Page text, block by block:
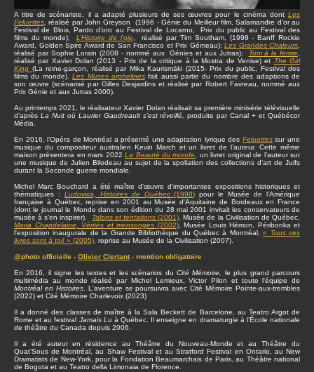
A titre de scénariste, il a adapté plusieurs de ses œuvres pour le cinéma dont Les
Feluettes réalisé par John Greyson (1996 - Génie du Meilleur film, Salamandre d’or au
Festival de Blois, Pardo d’oro au Festival de Locarno, Prix du public au Festival des
films du monde);L’Histoire de l’oie , réalisé par Tim Southam, (1998 - Banff Rockie
Award, Golden Spire Award de San Francisco et Prix Gémeau); Les Grandes Chaleurs
réalisé par Sophie Lorain (2008 - nommé aux Génies et aux Jutras);
Tom à la ferme
réalisé par Xavier Dolan (2013 - Prix de la critique à la Mostra de Venise) et The Girl
King (La reine-garçon, réalisé par Mika Kaurismäki (2015- Prix du public, Festival des
films du monde).Les Muses orphelinesfait aussi partie du nombre des adaptions de
son œuvre (scénarisé par Gilles Desjardins et réalisé par Robert Favreau, nommé aux
Prix Génie et aux Jutras 2000).
Au printemps 2021, le réalisateur Xavier Dolan réalisait sa première minisérie télévisuelle
d’après La Nuit où Laurier Gaudreault s’est réveillé,produite par Canal + et Québécor
Média.
En 2016, l’Opéra de Montréal a présenté une adaptation lyrique des Feluettessur une
musique du compositeur australien Kevin March et un livret de l’auteur. Cette même
maison présentera en mars 2022La Beauté du monde
, un livret original de l’auteur sur
une musique de Julien Bilodeau au sujet de la spoliation des collections d’art de Juifs
durant la Seconde guerre mondiale.
Michel Marc Bouchard a été maître d'œuvre d'importantes expositions historiques et
thématiques : Ludovica, Histoires de Québec(1998) pour le Musée de l'Amérique
française à Québec, reprise en 2001 au Musée d'Aquitaine de Bordeaux en France
(dont le journal le Monde dans son édition du 28 mai 2001 invitait les conservateurs de
musée à s’en inspirer).
Talons et tentations(2001) , Musée de la Civilisation de Québec,
Maria Chapdelaine, Vérités et mensonges (2002), Musée Louis Hémon, Péribonka et
l'exposition inaugurale de la Grande Bibliothèque du Québec à Montréal,« Tous ces
livres sont à toi! » (2005) , reprise au Musée de la Civilisation (2007).
@photo officielle - Olivier Clertant- mention obligatoire
En 2016, il signe les textes et les scénarios du Cité Mémoire, le plus grand parcours
multimédia au monde réalisé par Michel Lemieux, Victor Pilon et toute l'équipe de
Montréal en Histoires. L'aventure se poursuivra avec Cité Mémoire Pointe-aux-trembles
(2022) et Cité Mémoire Charlevoix (2023)
Il a donné des classes de maître à la Sala Beckett de Barcelone, au Teatro Argot de
Rome et au festival Jamais Luà Québec. Il enseigne en dramaturgie à l’École nationale
de théâtre du Canada depuis 2006.
Il a été auteur en résidence au Théâtre du Nouveau-Monde et au Théâtre du
Quat’Sous de Montréal, au Shaw Festival et au Stratford Festival en Ontario, au New
Dramatists de New-York, pour la Fondation Beaumarchais de Paris, au Théâtre national
de Bogota et au Teatro della Limonaia de Florence.